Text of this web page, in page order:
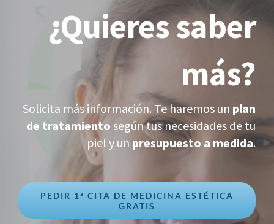
¿Quieres saber
más?
Solicita más información. Te haremos un plan
de tratamiento según tus necesidades de tu
piel y un presupuesto a medida.
PEDIR 1ª CITA DE MEDICINA ESTÉTICA
GRATIS